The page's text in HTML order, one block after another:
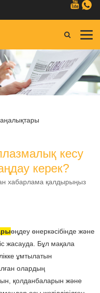
кесу
керек?
хабарлама қалдырыңыз
өңдеу өнеркәсібінде және
жасауда. Бұл мақала
ұмтылатын
олардың
қолданбаларын және